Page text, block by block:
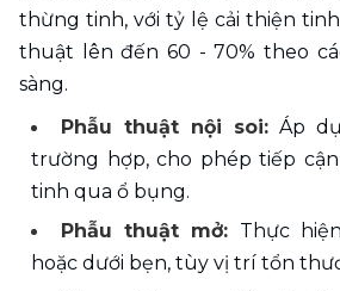
thừng tinh, với tỷ lệ cải thiện
thuật lên đến 60 - 70% theo
sàng.
Phẫu thuật nội soi: Áp
trường hợp, cho phép tiếp
tinh qua ổ bụng.
Phẫu thuật mở: Thực
hoặc dưới bẹn, tùy vị trí tổn